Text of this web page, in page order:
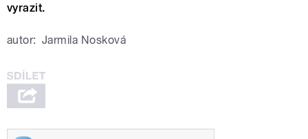
vyrazit.
autor: Jarmila Nosková